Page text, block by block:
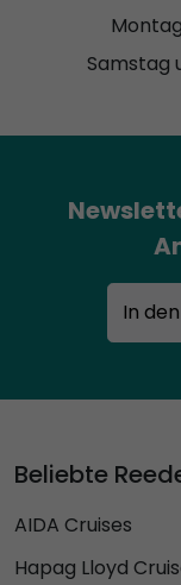
Samstag
In
Beliebte
AIDA Cruises
Hapag Lloyd